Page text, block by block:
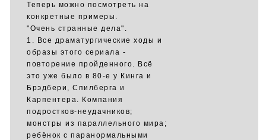
Теперь можно посмотреть на
конкретные примеры.
"Очень странные дела".
1. Все драматургические ходы и
образы этого сериала -
повторение пройденного. Всё
это уже было в 80-е у Кинга и
Брэдбери, Спилберга и
Карпентера. Компания
подростков-неудачников;
монстры из параллельного мира;
ребёнок с паранормальными